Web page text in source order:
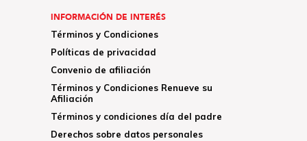
INFORMACIÓN DE INTERÉS
Términos y Condiciones
Políticas de privacidad
Convenio de afiliación
Términos y Condiciones Renueve su
Afiliación
Términos y condiciones día del padre
Derechos sobre datos personales